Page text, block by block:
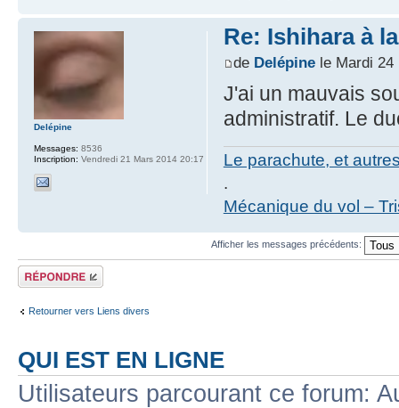
Re: Ishihara à
de Delépinele Mardi 24
J'ai un mauvais
administratif. Le
Le parachute, et
.
Mécanique du vol –
Delépine
Messages: 8536
Inscription: Vendredi 21 Mars 2014 20:17
Afficher les messages précédents:
Répondre
Retourner vers Liens divers
QUI EST EN LIGNE
Utilisateurs parcourant ce forum: